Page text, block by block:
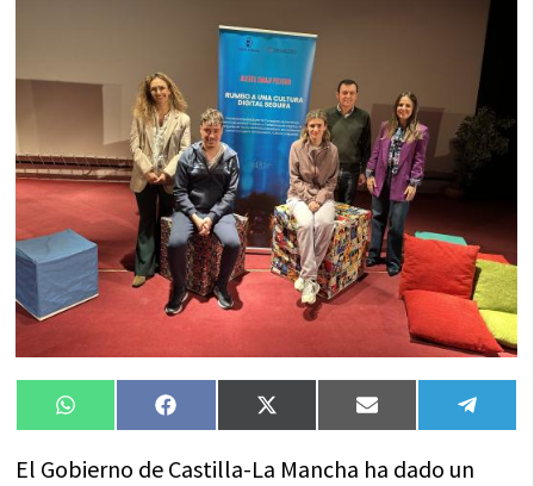
Compartir
en
WhatsAppCompartir
en
FacebookCompartir
en
X
(Twitter)
Compartir
en
Email
en
El Gobierno de Castilla-La Mancha ha dado un